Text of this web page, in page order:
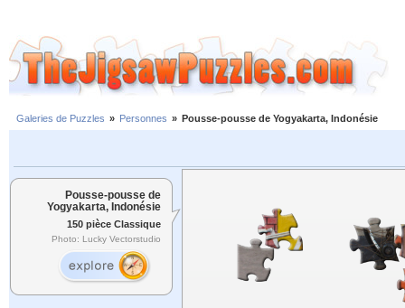
Galeries de Puzzles » Personnes » Pousse-pousse de Yogyakarta, Indonésie
Pousse-pousse de
Yogyakarta, Indonésie
150 pièce Classique
Photo: Lucky Vectorstudio